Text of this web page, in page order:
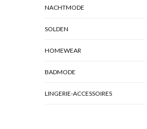
NACHTMODE
SOLDEN
HOMEWEAR
BADMODE
LINGERIE-ACCESSOIRES